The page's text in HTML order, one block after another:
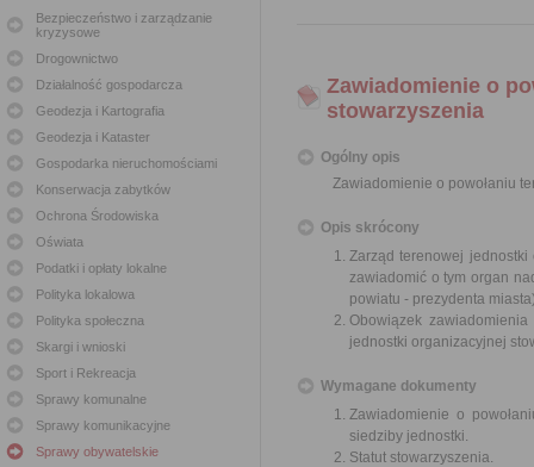
Bezpieczeństwo i zarządzanie
kryzysowe
Drogownictwo
Działalność gospodarcza
Geodezja i Kartografia
Geodezja i Kataster
Gospodarka nieruchomościami
Konserwacja zabytków
Ochrona Środowiska
Oświata
Podatki i opłaty lokalne
Polityka lokalowa
Polityka społeczna
Skargi i wnioski
Sport i Rekreacja
Sprawy komunalne
Sprawy komunikacyjne
Sprawy obywatelskie
Zawiadomienie o
stowarzyszenia
Ogólny opis
Zawiadomienie o powołaniu
Opis skrócony
Zarząd terenowej
zawiadomić o tym organ
powiatu - prezydenta
Obowiązek
jednostki organizacyjnej
Wymagane dokumenty
Zawiadomienie o
siedziby jednostki.
Statut stowarzyszenia.